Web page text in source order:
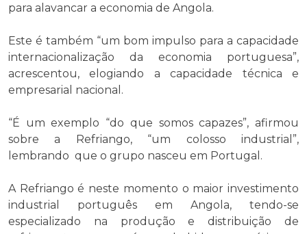
para alavancar a economia de Angola.
Este é também “um bom impulso para a capacidade
internacionalização da economia portuguesa”,
acrescentou, elogiando a capacidade técnica e
empresarial nacional.
“É um exemplo “do que somos capazes”, afirmou
sobre a Refriango, “um colosso industrial”,
lembrando que o grupo nasceu em Portugal.
A Refriango é neste momento o maior investimento
industrial português em Angola, tendo-se
especializado na produção e distribuição de